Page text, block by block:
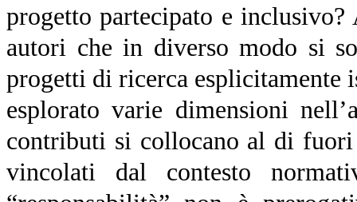
progetto partecipato e inclusivo?
autori che in diverso modo si
progetti di ricerca esplicitamente
esplorato varie dimensioni
contributi si collocano al di fuori
vincolati dal contesto